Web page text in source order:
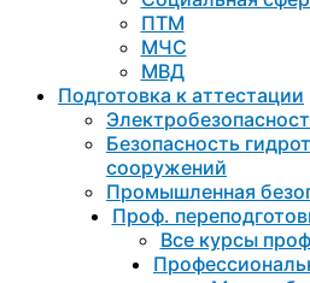
ПТМ
МЧС
МВД
Подготовка к aттестации
Безопасность
сооружений
Промышленная
Проф.
Все курсы